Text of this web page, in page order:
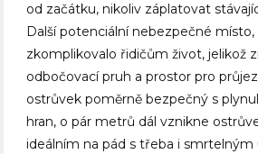
od začátku, nikoliv záplatovat
Další potenciální nebezpečné
zkomplikovalo řidičům život, jelikož
odbočovací pruh a prostor pro
ostrůvek poměrně bezpečný s
hran, o pár metrů dál vznikne
ideálním na pád s třeba i